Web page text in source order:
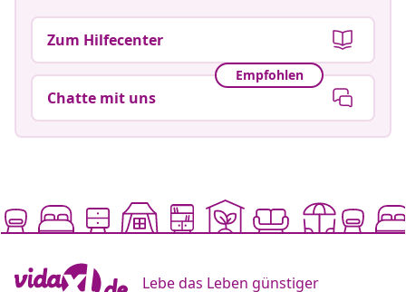
Zum Hilfecenter
Empfohlen
Chatte mit uns
Lebe das Leben günstiger